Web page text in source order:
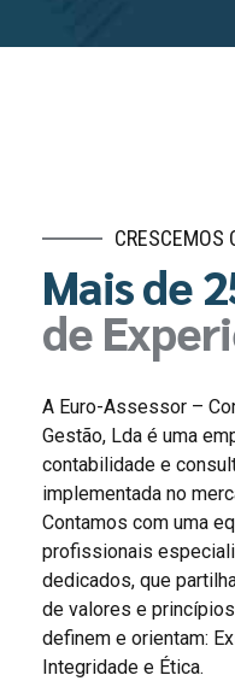
CRESCEMOS
Mais de
de
A Euro-Assessor –
Gestão, Lda é uma
contabilidade e
implementada no
Contamos com uma
profissionais
dedicados, que
de valores e
definem e orientam:
Integridade e Ética.